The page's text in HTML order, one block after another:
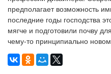
предполагает возможность
последние годы господства
мягче и подготовили почву
чему-то принципиально